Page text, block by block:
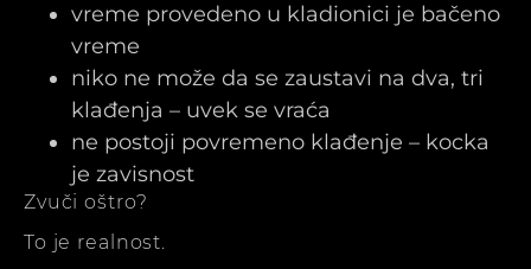
vreme provedeno u kladionici je bačeno
vreme
niko ne može da se zaustavi na dva, tri
klađenja – uvek se vraća
ne postoji povremeno klađenje – kocka
je zavisnost
Zvuči oštro?
To je realnost.